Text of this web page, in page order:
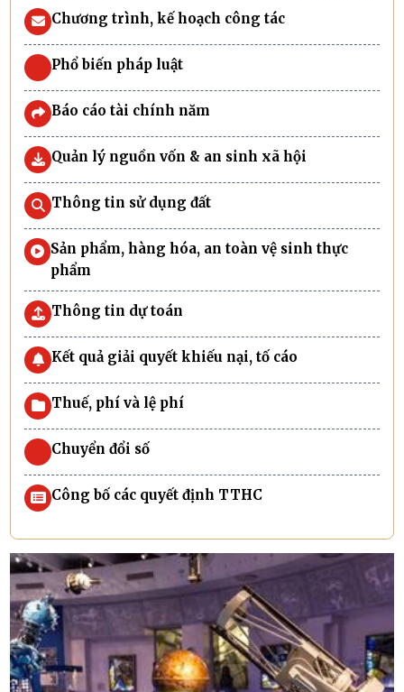
Chương trình, kế hoạch công tác
Phổ biến pháp luật
Báo cáo tài chính năm
Quản lý nguồn vốn & an sinh xã hội
Thông tin sử dụng đất
Sản phẩm, hàng hóa, an toàn vệ sinh thực
phẩm
Thông tin dự toán
Kết quả giải quyết khiếu nại, tố cáo
Thuế, phí và lệ phí
Chuyển đổi số
Công bố các quyết định TTHC